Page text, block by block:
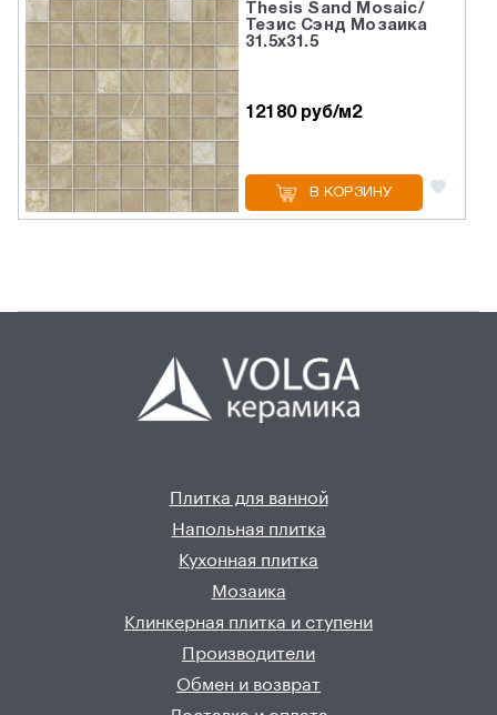
Thesis Sand Mosaic/
Тезис Сэнд Мозаика
31.5x31.5
12180 руб/м2
В КОРЗИНУ
Плитка для ванной
Напольная плитка
Кухонная плитка
Мозаика
Клинкерная плитка и ступени
Производители
Обмен и возврат